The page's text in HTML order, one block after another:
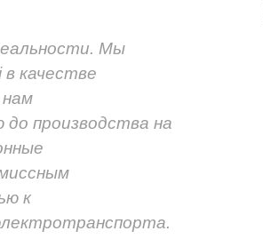
Мы
качестве
нам
производства на
к